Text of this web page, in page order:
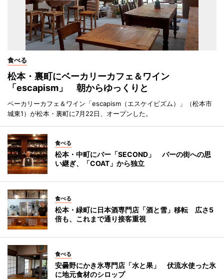
食べる
松本・裏町にベーカリーカフェ＆ワイン
「escapism」 朝からゆっくりと
ベーカリーカフェ＆ワイン「escapism（エスケイピズム）」（松本市
城東1）が松本・裏町に7月22日、オープンした。
食べる
松本・中町にバー「SECOND」 バーの街への思
い継ぎ、「COAT」から独立
食べる
松本・緑町に日本酒専門店「酒と雪」移転 広さ5
倍も、これまで通り接客重視
食べる
安曇野にかき氷専門店「水と果」 伏流水使った氷
に地元食材のシロップ